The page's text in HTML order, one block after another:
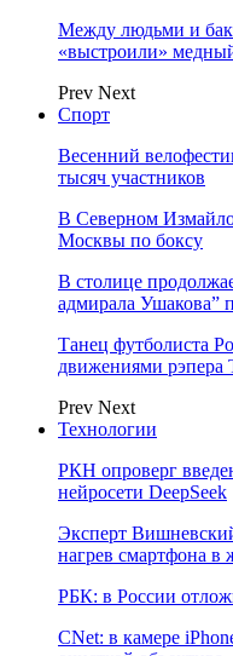
Между людьми и
«выстроили»
Prev Next
Спорт
Весенний
тысяч участников
В Северном
Москвы по боксу
В столице
адмирала Ушакова”
Танец футболиста
движениями рэпера
Prev Next
Технологии
РКН опроверг
нейросети DeepSeek
Эксперт
нагрев смартфона в
РБК: в России
CNet: в камере